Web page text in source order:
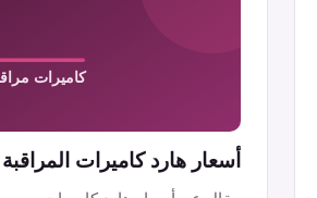
أسعار هارد كاميرات المراقبة